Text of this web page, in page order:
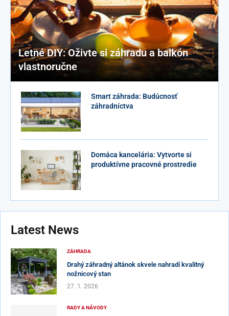
Letné DIY: Oživte si záhradu a balkón
vlastnoručne
Smart záhrada: Budúcnosť
záhradníctva
Domáca kancelária: Vytvorte si
produktívne pracovné prostredie
Latest News
ZÁHRADA
Drahý záhradný altánok skvele nahradí kvalitný
nožnicový stan
27. 1. 2026
RADY A NÁVODY